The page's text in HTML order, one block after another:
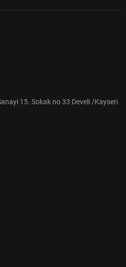
15. Sokak no 33 Develi /Kayseri